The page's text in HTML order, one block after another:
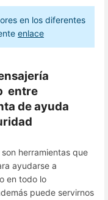
en los diferentes
enlace
entre
de ayuda
herramientas que
ayudarse a
en todo lo
puede servirnos